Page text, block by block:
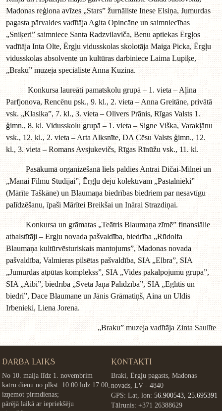
Madonas reģiona avīzes „Stars” žurnāliste Inese Elsiņa, Jumurdas
pagasta pārvaldes vadītāja Agita Opincāne un saimniecības
„Sniķeri” saimniece Santa Radzvilaviča, Benu aptiekas Ērgļos
vadītāja Inta Olte, Ērgļu vidusskolas skolotāja Maiga Picka, Ērgļu
vidusskolas absolvente un kultūras darbiniece Laima Lupiķe,
„Braku” muzeja speciāliste Anna Kuzina.
Konkursa laureāti pamatskolu grupā – 1. vieta – Aļina
Parfjonova, Rencēnu psk., 9. kl., 2. vieta – Anna Greitāne, privātā
vsk. „Klasika”, 7. kl., 3. vieta – Olivers Prānis, Rīgas Valsts 1.
ģimn., 8. kl. Vidusskolu grupā – 1. vieta – Signe Viška, Varakļānu
vsk., 12. kl., 2. vieta – Arta Alksnīte, DA Cēsu Valsts ģimn., 12.
kl., 3. vieta – Romans Avsjukevičs, Rīgas Rīnūžu vsk., 11. kl.
Pasākumā organizēšanā liels paldies Antrai Dičai-Milnei un
„Manai Filmu Studijai”, Ērgļu deju kolektīvam „Pastalnieki”
(Mārīte Taškāne) un Blaumaņa biedrības biedriem par nesavtīgu
palīdzēšanu, īpaši Mārītei Breikšai un Inārai Strazdiņai.
Konkursa un grāmatas „Teātris Blaumaņa zīmē” finansiālie
atbalstītāji – Ērgļu novada pašvaldība, biedrība „Rūdolfa
Blaumaņa kultūrvēsturiskais mantojums”, Madonas novada
pašvaldība, Valmieras pilsētas pašvaldība, SIA „Elbra”, SIA
„Jumurdas atpūtas komplekss”, SIA „Vides pakalpojumu grupa”,
SIA „Aibi”, biedrība „Svētā Jāņa Palīdzība”, SIA „Eglītis un
biedri”, Dace Blaumane un Jānis Grāmatiņš, Aina un Uldis
Irbenieki, Liena Jorena.
„Braku” muzeja vadītāja Zinta Saulīte
DARBA LAIKS
No 10. maija līdz 1. novembrim
katru dienu no plkst. 10.00 līdz 17.00,
izņemot pirmdienas;
pārējā laikā ar iepriekšēju
KONTAKTI
Braki, Ērgļu pagasts, Madonas
novads, LV - 4840
GPS: Lat, lon: 56.900543, 25.695391
Tālrunis: +371 26388629